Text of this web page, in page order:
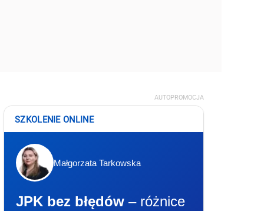
AUTOPROMOCJA
SZKOLENIE ONLINE
Małgorzata Tarkowska
JPK bez błędów – różnice